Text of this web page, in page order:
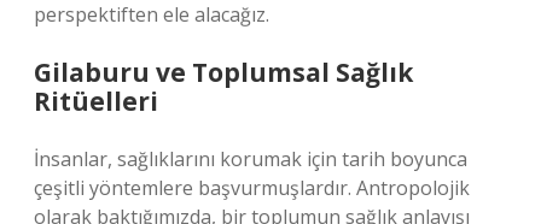
perspektiften ele alacağız.
Gilaburu ve Toplumsal Sağlık
Ritüelleri
İnsanlar, sağlıklarını korumak için tarih boyunca
çeşitli yöntemlere başvurmuşlardır. Antropolojik
olarak baktığımızda, bir toplumun sağlık anlayışı